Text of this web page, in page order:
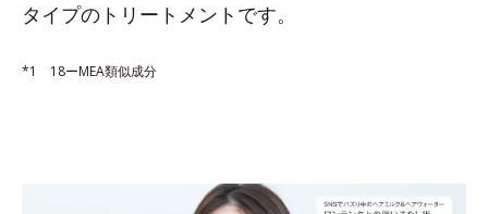
タイプのトリートメントです。
*1 18ーMEA類似成分